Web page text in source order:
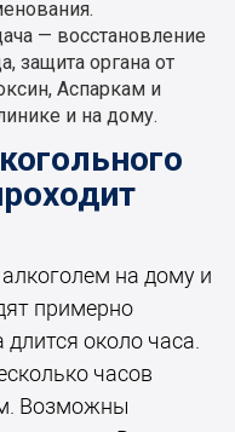
— восстановление
защита органа от
Аспаркам и
и на дому.
на дому и
примерно
около часа.
часов
Возможны